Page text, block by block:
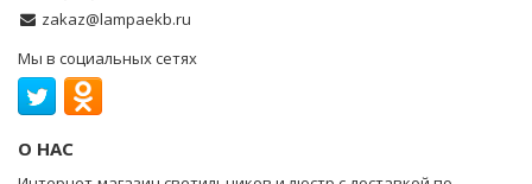
zakaz@lampaekb.ru
Мы в социальных сетях
О НАС